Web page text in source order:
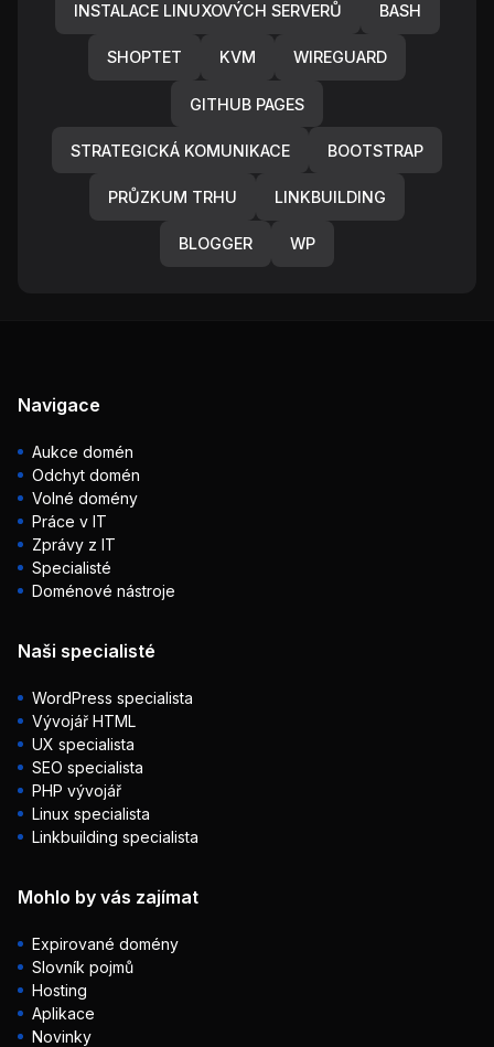
INSTALACE LINUXOVÝCH SERVERŮ BASH
SHOPTET KVM WIREGUARD
GITHUB PAGES
STRATEGICKÁ KOMUNIKACE BOOTSTRAP
PRŮZKUM TRHU LINKBUILDING
BLOGGER WP
Navigace
Aukce domén
Odchyt domén
Volné domény
Práce v IT
Zprávy z IT
Specialisté
Doménové nástroje
Naši specialisté
WordPress specialista
Vývojář HTML
UX specialista
SEO specialista
PHP vývojář
Linux specialista
Linkbuilding specialista
Mohlo by vás zajímat
Expirované domény
Slovník pojmů
Hosting
Aplikace
Novinky